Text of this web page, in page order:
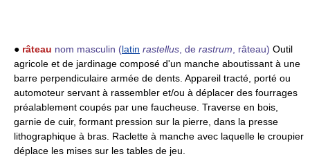
● râteau nom masculin (latin rastellus , de rastrum , râteau) Outil
agricole et de jardinage composé d'un manche aboutissant à une
barre perpendiculaire armée de dents. Appareil tracté, porté ou
automoteur servant à rassembler et/ou à déplacer des fourrages
préalablement coupés par une faucheuse. Traverse en bois,
garnie de cuir, formant pression sur la pierre, dans la presse
lithographique à bras. Raclette à manche avec laquelle le croupier
déplace les mises sur les tables de jeu.